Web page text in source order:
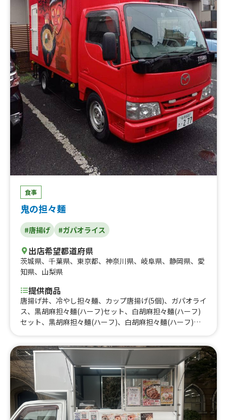
食事
鬼の担々麺
#唐揚げ #ガパオライス
出店希望都道府県
茨城県、 千葉県、 東京都、 神奈川県、 岐阜県、 静岡県、 愛
知県、 山梨県
提供商品
唐揚げ丼、冷やし担々麺、カップ唐揚げ(5個)、ガパオライ
ス、黒胡麻担々麺(ハーフ)セット、白胡麻担々麺(ハーフ)
セット、黒胡麻担々麺(ハーフ)、白胡麻担々麺(ハーフ)、